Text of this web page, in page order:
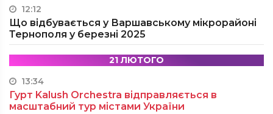
12:12
Що відбувається у Варшавському мікрорайоні
Тернополя у березні 2025
21 ЛЮТОГО
13:34
Гурт Kalush Orchestra відправляється в
масштабний тур містами України